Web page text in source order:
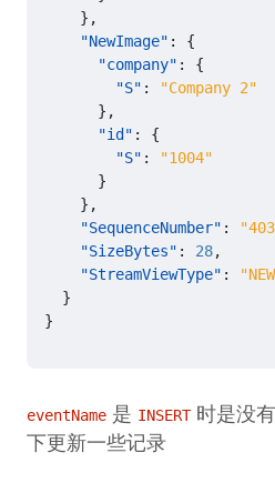
},
"NewImage" :
{
"company" :
{
"S" :
"Company 2"
},
"id" :
{
"S" :
"1004"
}
},
"SequenceNumber" :
"SizeBytes" : 28,
"StreamViewType" :
}
}
eventName 是 INSERT时是没
下更新一些记录